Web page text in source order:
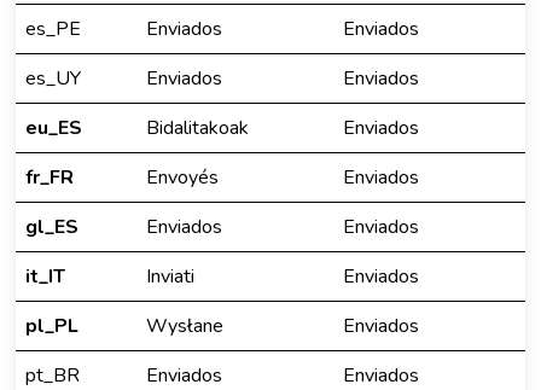
es_PE
Enviados
Enviados
es_UY
Enviados
Enviados
eu_ES
Bidalitakoak
Enviados
fr_FR
Envoyés
Enviados
gl_ES
Enviados
Enviados
it_IT
Inviati
Enviados
pl_PL
Wysłane
Enviados
pt_BR
Enviados
Enviados